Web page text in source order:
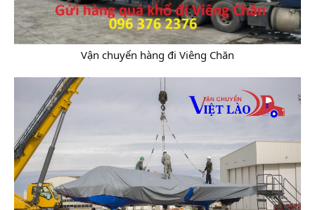
Vận chuyển hàng đi Viêng Chăn​